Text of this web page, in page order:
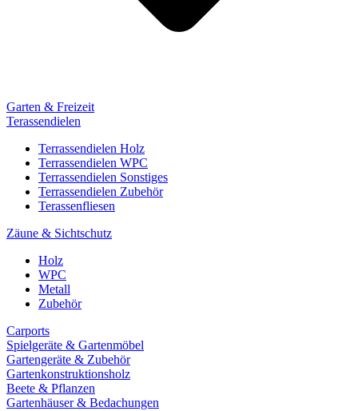
Garten & Freizeit
Terassendielen
Terrassendielen Holz
Terrassendielen WPC
Terrassendielen Sonstiges
Terrassendielen Zubehör
Terassenfliesen
Zäune & Sichtschutz
Holz
WPC
Metall
Zubehör
Carports
Spielgeräte & Gartenmöbel
Gartengeräte & Zubehör
Gartenkonstruktionsholz
Beete & Pflanzen
Gartenhäuser & Bedachungen